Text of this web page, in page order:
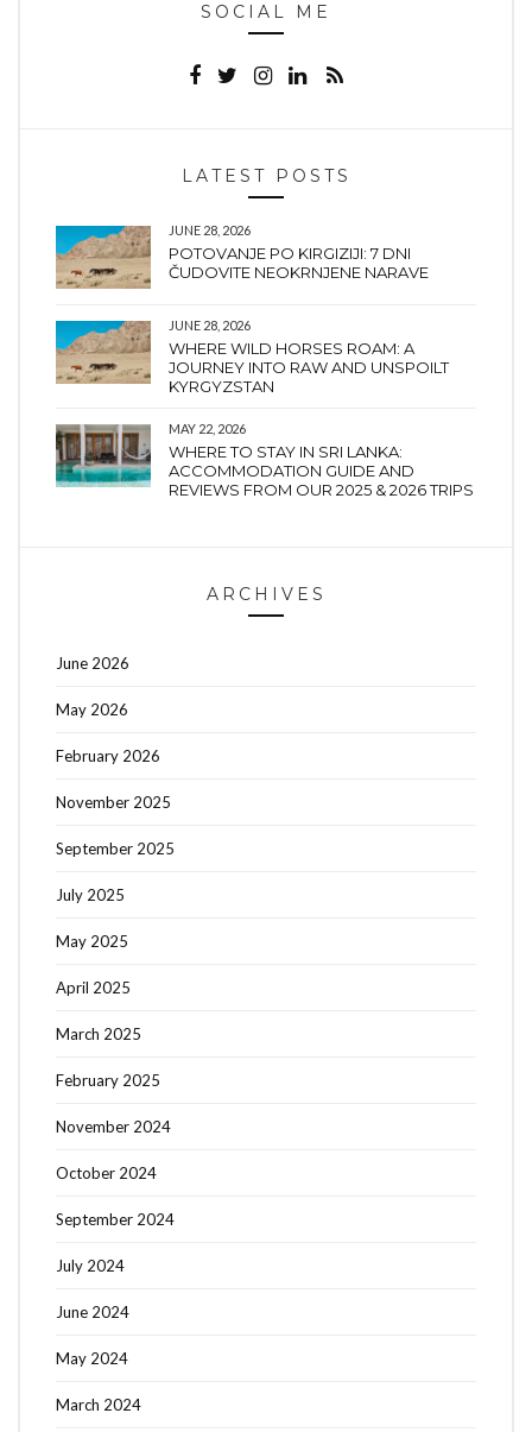
SOCIAL ME
LATEST POSTS
JUNE 28, 2026
POTOVANJE PO KIRGIZIJI: 7 DNI
ČUDOVITE NEOKRNJENE NARAVE
JUNE 28, 2026
WHERE WILD HORSES ROAM: A
JOURNEY INTO RAW AND UNSPOILT
KYRGYZSTAN
MAY 22, 2026
WHERE TO STAY IN SRI LANKA:
ACCOMMODATION GUIDE AND
REVIEWS FROM OUR 2025 & 2026 TRIPS
ARCHIVES
June 2026
May 2026
February 2026
November 2025
September 2025
July 2025
May 2025
April 2025
March 2025
February 2025
November 2024
October 2024
September 2024
July 2024
June 2024
May 2024
March 2024